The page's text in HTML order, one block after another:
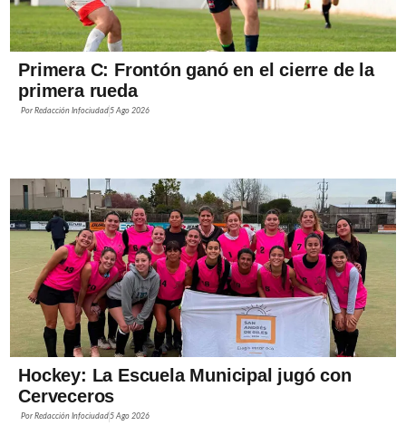
Primera C: Frontón ganó en el cierre de la
primera rueda
PorRedacción Infociudad5 Ago 2026
Hockey: La Escuela Municipal jugó con
Cerveceros
PorRedacción Infociudad5 Ago 2026